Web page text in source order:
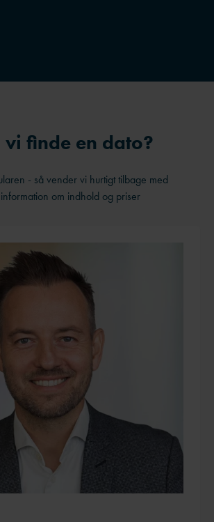
vi finde en dato?
- så vender vi hurtigt tilbage med
om indhold og priser